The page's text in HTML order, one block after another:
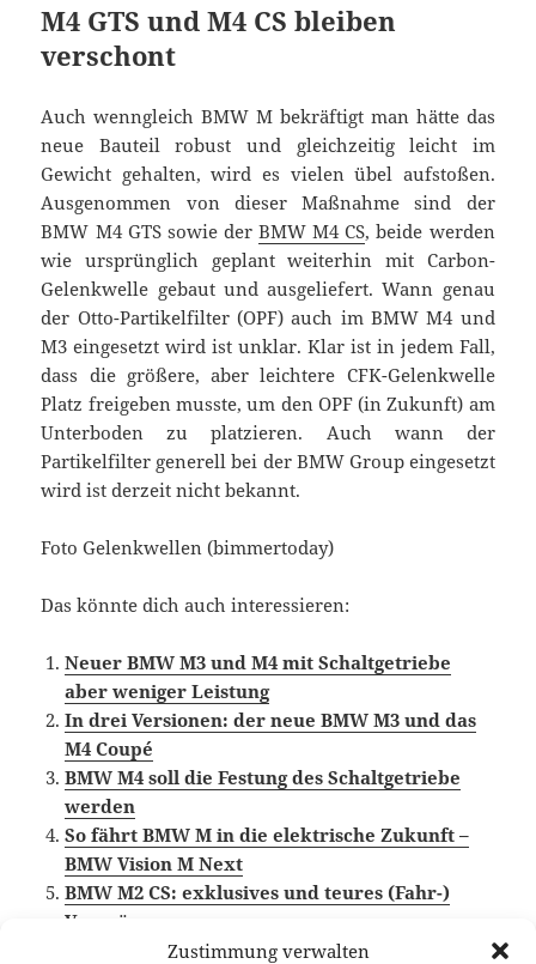
Zustimmung verwalten
M4 GTS und M4 CS bleiben
verschont
Auch wenngleich BMW M bekräftigt man hätte das
neue Bauteil robust und gleichzeitig leicht im
Gewicht gehalten, wird es vielen übel aufstoßen.
Ausgenommen von dieser Maßnahme sind der
BMW M4 GTS sowie derBMW M4 CS, beide werden
wie ursprünglich geplant weiterhin mit Carbon-
Gelenkwelle gebaut und ausgeliefert. Wann genau
der Otto-Partikelfilter (OPF) auch im BMW M4 und
M3 eingesetzt wird ist unklar. Klar ist in jedem Fall,
dass die größere, aber leichtere CFK-Gelenkwelle
Platz freigeben musste, um den OPF (in Zukunft) am
Unterboden zu platzieren. Auch wann der
Partikelfilter generell bei der BMW Group eingesetzt
wird ist derzeit nicht bekannt.
Foto Gelenkwellen (bimmertoday)
Das könnte dich auch interessieren:
Neuer BMW M3 und M4 mit Schaltgetriebe
aber weniger Leistung
In drei Versionen: der neue BMW M3 und das
M4 Coupé
BMW M4 soll die Festung des Schaltgetriebe
werden
So fährt BMW M in die elektrische Zukunft –
BMW Vision M Next
BMW M2 CS: exklusives und teures (Fahr-)
Vergnügen